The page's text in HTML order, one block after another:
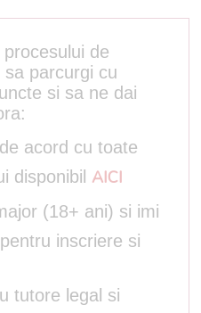
de
parcurgi cu
si sa ne dai
acord cu toate
disponibil AICI
(18+ ani) si imi
inscriere si
tutore legal si